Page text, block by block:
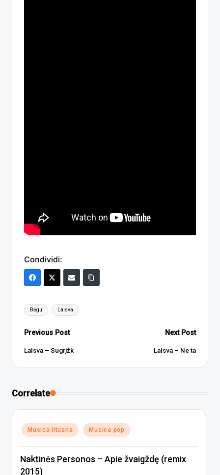
Condividi:
Tags:
Bėgu Laisva
Post
navigation
Previous Post
Laisva – Sugrįžk
Next Post
Laisva – Ne ta
Correlate
Posted
in
Musica lituana Musica pop
Naktinės Personos – Apie žvaigždę (remix
2015)